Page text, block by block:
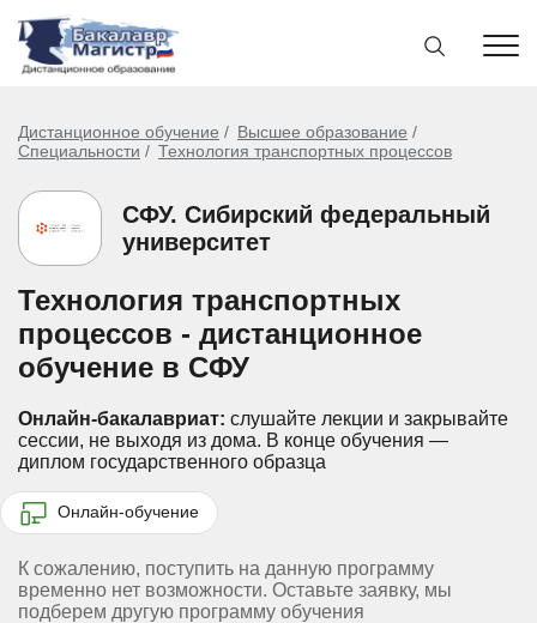
Дистанционное обучение
Высшее образование
Специальности
Технология транспортных процессов
СФУ. Сибирский федеральный
университет
Технология транспортных
процессов - дистанционное
обучение в СФУ
Онлайн-бакалавриат: слушайте лекции и закрывайте
сессии, не выходя из дома. В конце обучения —
диплом государственного образца
Онлайн-обучение
К сожалению, поступить на данную программу
временно нет возможности. Оставьте заявку, мы
подберем другую программу обучения